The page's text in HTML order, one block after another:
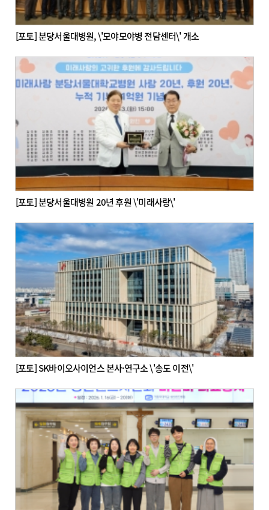
[포토] 분당서울대병원, \'모야모야병 전담센터\' 개소
[포토] 분당서울대병원 20년 후원 \'미래사랑\'
[포토] SK바이오사이언스 본사·연구소 \'송도 이전\'